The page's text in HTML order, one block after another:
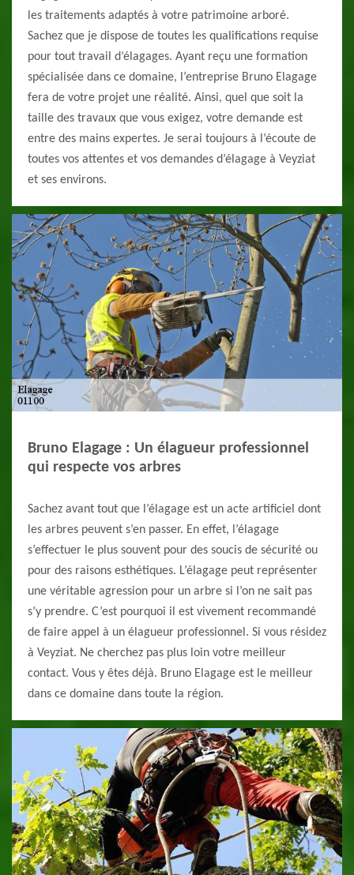
les traitements adaptés à votre patrimoine arboré.
Sachez que je dispose de toutes les qualifications requise
pour tout travail d’élagages. Ayant reçu une formation
spécialisée dans ce domaine, l’entreprise Bruno Elagage
fera de votre projet une réalité. Ainsi, quel que soit la
taille des travaux que vous exigez, votre demande est
entre des mains expertes. Je serai toujours à l’écoute de
toutes vos attentes et vos demandes d’élagage à Veyziat
et ses environs.
Bruno Elagage : Un élagueur professionnel
qui respecte vos arbres
Sachez avant tout que l’élagage est un acte artificiel dont
les arbres peuvent s’en passer. En effet, l’élagage
s’effectuer le plus souvent pour des soucis de sécurité ou
pour des raisons esthétiques. L’élagage peut représenter
une véritable agression pour un arbre si l’on ne sait pas
s’y prendre. C’est pourquoi il est vivement recommandé
de faire appel à un élagueur professionnel. Si vous résidez
à Veyziat. Ne cherchez pas plus loin votre meilleur
contact. Vous y êtes déjà. Bruno Elagage est le meilleur
dans ce domaine dans toute la région.